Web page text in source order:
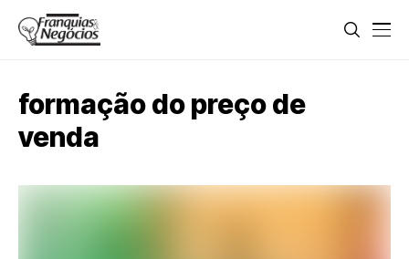
formação do preço de
venda